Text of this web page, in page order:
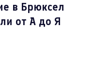
в Брюксел
от А до Я